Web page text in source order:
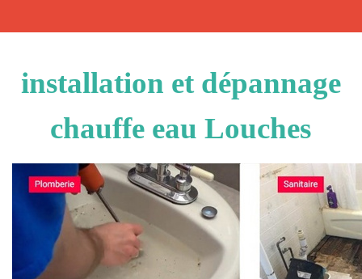
installation et dépannage
chauffe eau Louches